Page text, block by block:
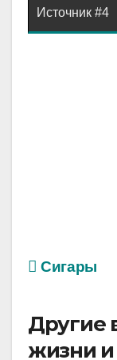
Источник #4
Сигары
Другие
жизни